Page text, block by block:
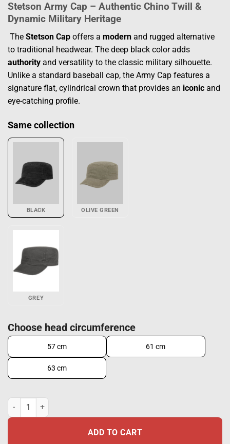
Stetson Army Cap – Authentic Chino Twill &
Dynamic Military Heritage
The Stetson Cap offers a modern and rugged alternative
to traditional headwear. The deep black color adds
authority and versatility to the classic military silhouette.
Unlike a standard baseball cap, the Army Cap features a
signature flat, cylindrical crown that provides an iconic and
eye-catching profile.
Same collection
BLACK OLIVE GREEN
GREY
Choose head circumference
57 cm 61 cm
63 cm
STETSON Army Cap - black quantity
ADD TO CART